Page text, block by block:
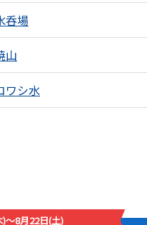
呑場
山
ワシ水
～8月22日(土)